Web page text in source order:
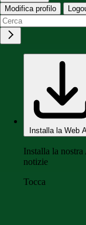
Modifica profilo
Installa la Web
Installa la
notizie
Tocca